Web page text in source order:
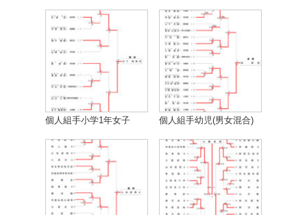
個人組手小学1年女子 個人組手幼児(男女混合)